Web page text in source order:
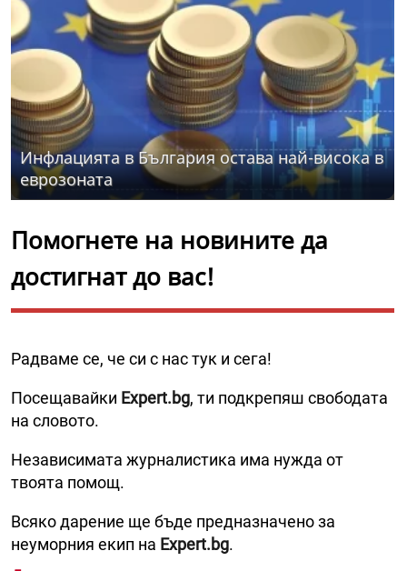
Инфлацията в България остава най-висока в
еврозоната
Помогнете на новините да
достигнат до вас!
Радваме се, че си с нас тук и сега!
Посещавайки Expert.bg, ти подкрепяш свободата
на словото.
Независимата журналистика има нужда от
твоята помощ.
Всяко дарение ще бъде предназначено за
неуморния екип на Expert.bg.